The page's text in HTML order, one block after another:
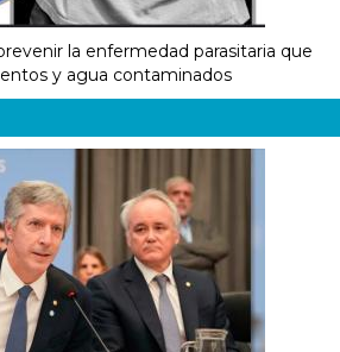
la enfermedad parasitaria que
y agua contaminados